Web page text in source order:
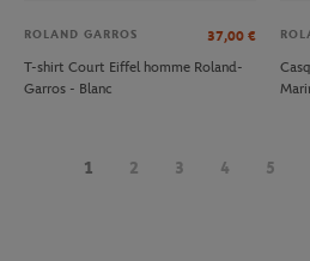
ROLAND GARROS 37,00 €
T-shirt Court Eiffel homme Roland-
Garros - Blanc
1 2 3 4 5